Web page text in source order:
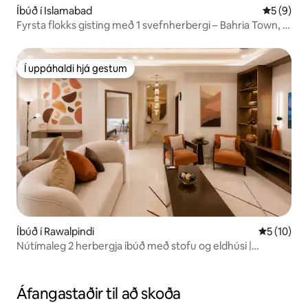
Íbúð í Islamabad 5 af 5 í
5 (9)
Fyrsta flokks gisting með 1 svefnherbergi – Bahria Town, 4.
Í uppáhaldi hjá gestum
Í uppáhaldi hjá gestum
Íbúð í Rawalpindi 5 af 5 í
5 (10)
Nútímaleg 2 herbergja íbúð með stofu og eldhúsi |
Áfangastaðir til að skoða